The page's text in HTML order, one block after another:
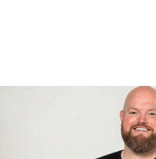
met de tabtoets. U